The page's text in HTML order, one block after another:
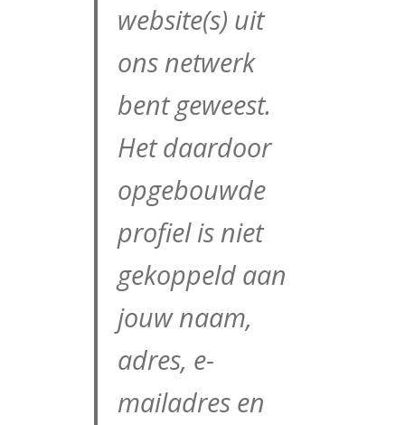
website(s) uit
ons netwerk
bent geweest.
Het daardoor
opgebouwde
profiel is niet
gekoppeld aan
jouw naam,
adres, e-
mailadres en